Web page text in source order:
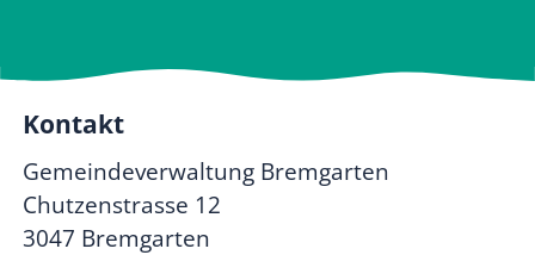
Kontakt
Gemeindeverwaltung Bremgarten
Chutzenstrasse 12
3047 Bremgarten